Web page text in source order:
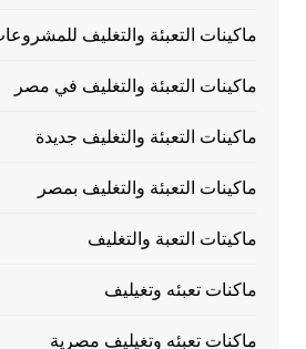
ماكينات التعبئة والتغليف
ماكينات التعبئة والتغليف في مصر
ماكينات التعبئة والتغليف جديدة
ماكينات التعبئة والتغليف بمصر
ماكيتات التعبة والتغليف
ماكنات تعبئه وتغيليف
ماكنات تعبئه وتغيليف مصرية